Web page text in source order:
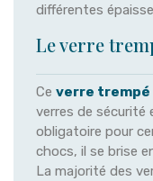
différentes
Le verre
Ce verre trempé
verres de
obligatoire pour
chocs, il se brise
La majorité des